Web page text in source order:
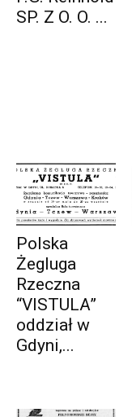
SP. Z O. O. ...
Polska
Żegluga
Rzeczna
“VISTULA”
oddział w
Gdyni,...